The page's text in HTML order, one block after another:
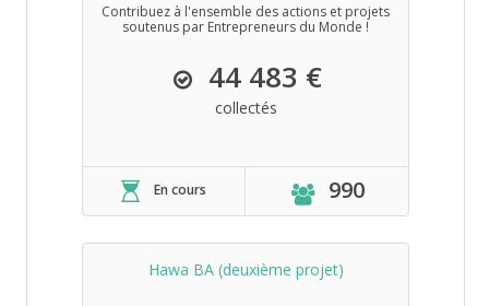
Contribuez à l'ensemble des actions et projets
soutenus par Entrepreneurs du Monde !
44 483 €
collectés
En cours 990
Hawa BA (deuxième projet)